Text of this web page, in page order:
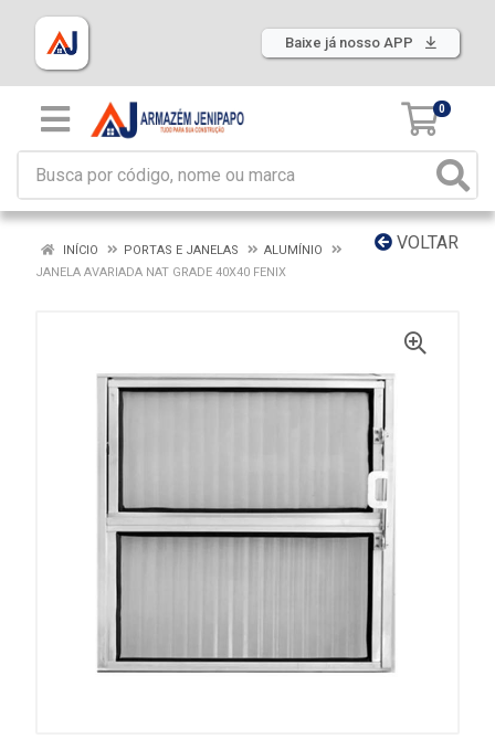
Baixe já nosso APP
0
VOLTAR
INÍCIO PORTAS E JANELAS
ALUMÍNIO
JANELA AVARIADA NAT GRADE 40X40 FENIX